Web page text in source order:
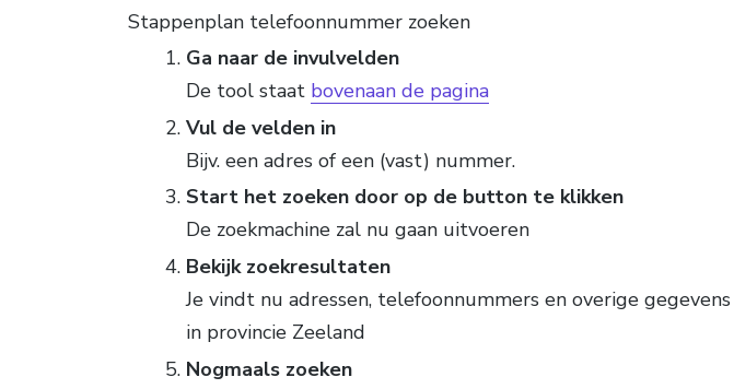
Stappenplan telefoonnummer zoeken
Ga naar de invulvelden
De tool staat bovenaan de pagina
Vul de velden in
Bijv. een adres of een (vast) nummer.
Start het zoeken door op de button te klikken
De zoekmachine zal nu gaan uitvoeren
Bekijk zoekresultaten
Je vindt nu adressen, telefoonnummers en overige gegevens
in provincie Zeeland
Nogmaals zoeken